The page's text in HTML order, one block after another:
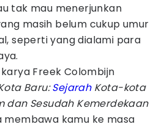
tak mau menerjunkan
masih belum cukup umur
seperti yang dialami para
Freek Colombijn
Baru:SejarahKota-kota
dan Sesudah Kemerdekaan
membawa kamu ke masa